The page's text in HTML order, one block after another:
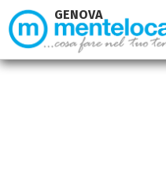
GENOVA